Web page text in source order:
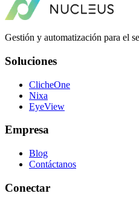
Gestión y automatización para el
Soluciones
ClicheOne
Nixa
EyeView
Empresa
Blog
Contáctanos
Conectar